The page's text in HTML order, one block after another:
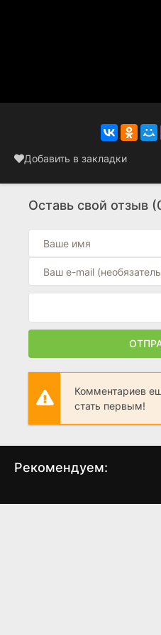
Добавить в закладки
Оставь свой отзыв
Комментариев
стать первым!
Рекомендуем:
Кукла 2